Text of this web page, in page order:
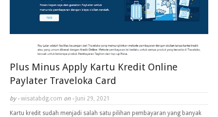
Plus Minus Apply Kartu Kredit Online
Paylater Traveloka Card
by - wisatabdg.com on - Juni 29, 2021
Kartu kredit sudah menjadi salah satu pilihan pembayaran yang banyak